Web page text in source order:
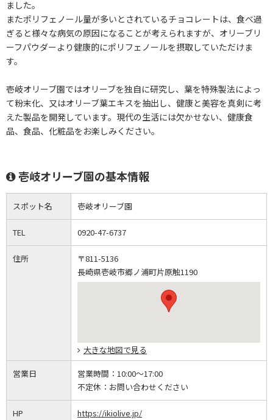
ました。
またポリフェノール量が多いとされているチョコレートは、食べ過
ぎると様々な病気の原因になることが考えられますが、オリーブリ
ーフパウダーより健康的にポリフェノールを摂取していただけま
す。
壱岐オリーブ園ではオリーブを独自に研究し、葉を特殊製法によっ
て粉末化、又はオリーブ葉エキスを抽出し、健康と美容を真剣に考
えた製品を開発しています。現代の生活には欠かせない、健康食
品、食品、化粧品をお楽しみください。
壱岐オリーブ園の基本情報
スポット名 壱岐オリーブ園
TEL 0920-47-6737
住所
〒811-5136
長崎県壱岐市郷ノ浦町片原触1190
大きな地図で見る
営業日 営業時間： 10:00～17:00
不定休： お問い合わせください
HP https://ikiolive.jp/